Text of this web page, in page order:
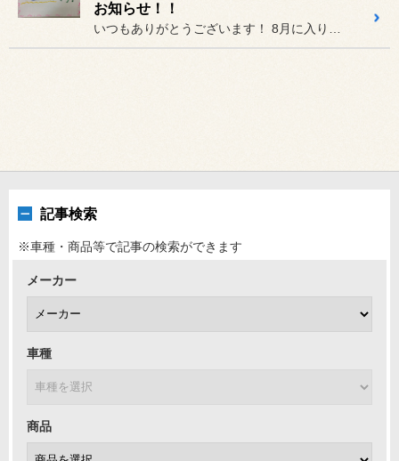
お知らせ！！
記事検索
※車種・商品等で記事の検索ができます
メーカー
車種
商品